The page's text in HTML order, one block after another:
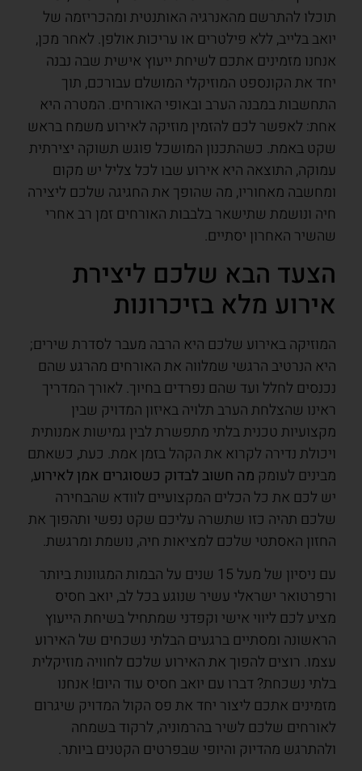
תוכלו להתרשם מהאנרגיה האותנטית ומהכריזמה של
יואב בלייב, ללא פילטרים או עריכות אולפן. לאחר מכן,
אנחנו מזמינים אתכם לשיחת ייעוץ אישית שבה נבנה
יחד את הקונספט המוזיקלי המושלם עבורכם, תוך
התחשבות במבנה הערב ובאופי האורחים. המטרה היא
אחת: לאפשר לכם להזמין מוזיקה לאירוע משמח בראש
שקט באמת. כשהתכנון המושכל פוגש תשוקה יצירתית
עמוקה, התוצאה היא אירוע שבו לכל צליל יש מקום
ומחשבה מאחוריו, מה שהופך את החגיגה שלכם ליצירה
חיה ונושמת שתישאר בלבבות האורחים זמן רב אחרי
שהשיר האחרון יסתיים.
הצעד הבא שלכם ליצירת
אירוע מלא בזיכרונות
המוזיקה באירוע שלכם היא הרבה מעבר לסדרת שירים;
היא הנרטיב הרגשי שמלווה את האורחים מהרגע שהם
נכנסים לחלל ועד שהם נפרדים בחיוך. לאורך המדריך
ראינו שהצלחת הערב תלויה באיזון המדויק שבין
מקצועיות טכנית בלתי מתפשרת לבין גמישות אמנותית
ויכולת נדירה לקרוא את הקהל בזמן אמת. כעת, כשאתם
מבינים לעומק מה חשוב לבדוק כשסוגרים אמן לאירוע,
יש לכם את כל הכלים המקצועיים לוודא שהבחירה
שלכם תהיה כזו שתשרה עליכם שקט נפשי ותהפוך את
החזון האסתטי שלכם למציאות חיה, נושמת ומרגשת.
עם ניסיון של מעל 15 שנים על הבמות המגוונות ביותר
ורפרטואר ישראלי עשיר שנוגע בכל לב, יואב חסיס
מציע לכם ליווי אישי וקפדני שמתחיל בשיחת הייעוץ
הראשונה ומסתיים ברגעים הבלתי נשכחים של האירוע
עצמו. רוצים להפוך את האירוע שלכם לחוויה מוזיקלית
בלתי נשכחת? דברו עם יואב חסיס עוד היום! אנחנו
מזמינים אתכם ליצור יחד את פס הקול המדויק שיגרום
לאורחים שלכם לשיר בהרמוניה, לרקוד בשמחה
ולהתרגש מהדיוק והיופי שבפרטים הקטנים ביותר.